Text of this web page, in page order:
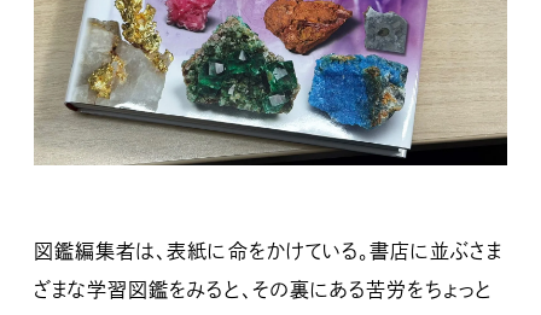
図鑑編集者は、表紙に命をかけている。書店に並ぶさま
ざまな学習図鑑をみると、その裏にある苦労をちょっと